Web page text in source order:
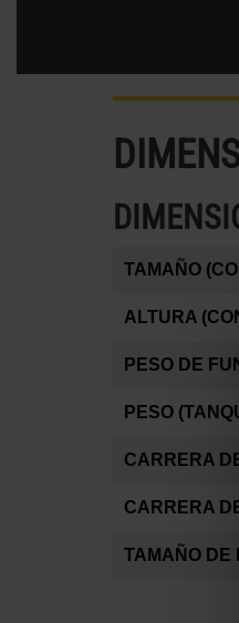
TAMAÑO
ALTURA
PESO DE
PESO
CARRERA
CARRERA
TAMAÑO DE